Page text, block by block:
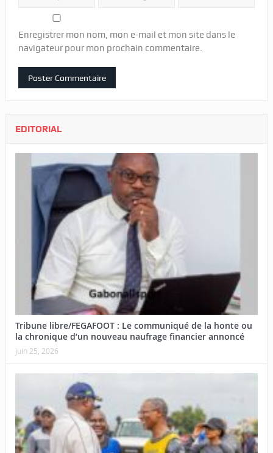
Enregistrer mon nom, mon e-mail et mon site dans le
navigateur pour mon prochain commentaire.
EDITORIAL
Tribune libre/FEGAFOOT : Le communiqué de la honte ou
la chronique d’un nouveau naufrage financier annoncé
juin 25, 2026